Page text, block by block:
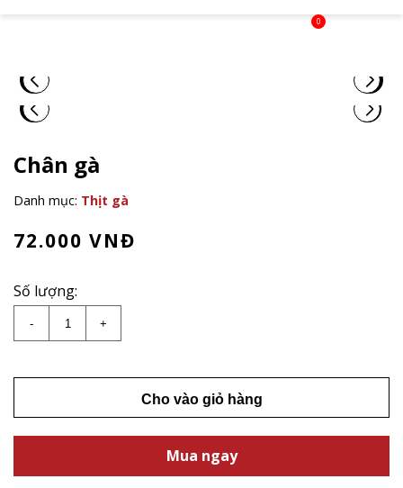
0
Chân gà
Danh mục: Thịt gà
72.000 VNĐ
Số lượng:
- Chân gà số lượng
+
Cho vào giỏ hàng
Mua ngay